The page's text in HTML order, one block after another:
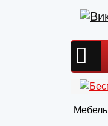
Мебель